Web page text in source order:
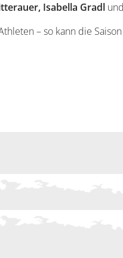
Isabella Gradl und
– so kann die